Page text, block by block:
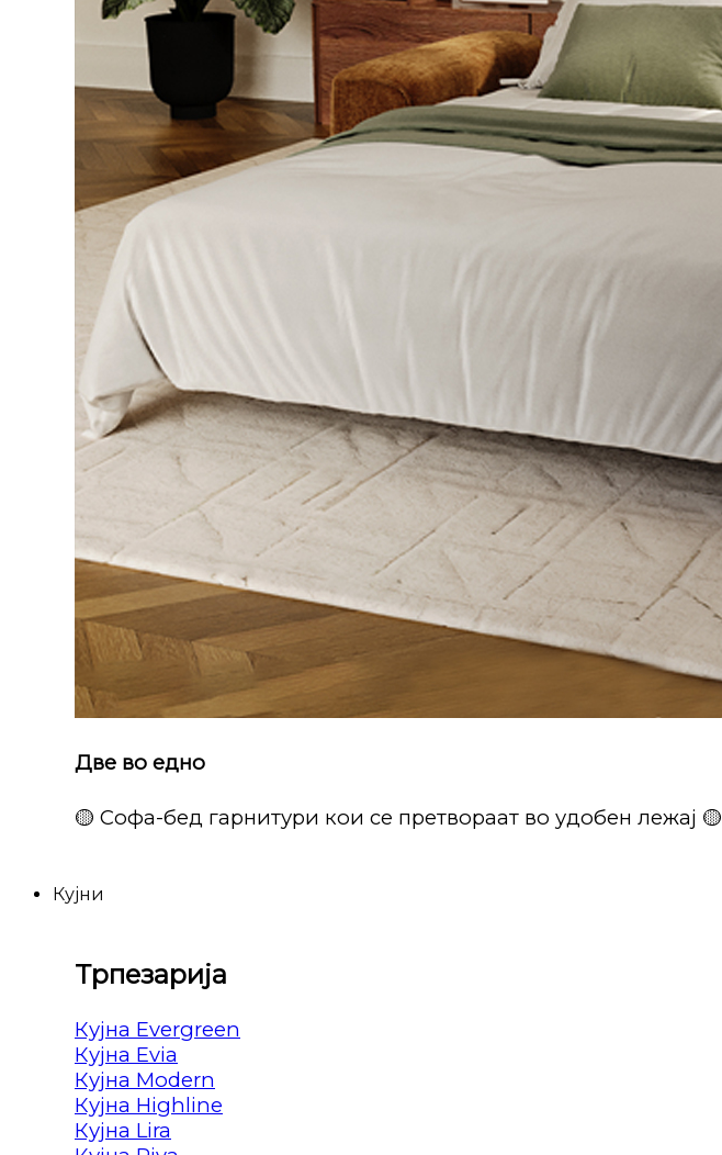
Две во едно
🟡 Софа-бед гарнитури кои се претвораат во удобен лежај 🟡
Кујни
Трпезарија
Кујна Evergreen
Кујна Evia
Кујна Modern
Кујна Highline
Кујна Lira